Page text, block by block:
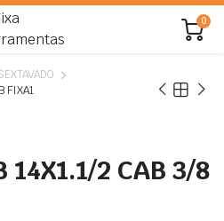
0
FIXA1
14X1.1/2 CAB 3/8